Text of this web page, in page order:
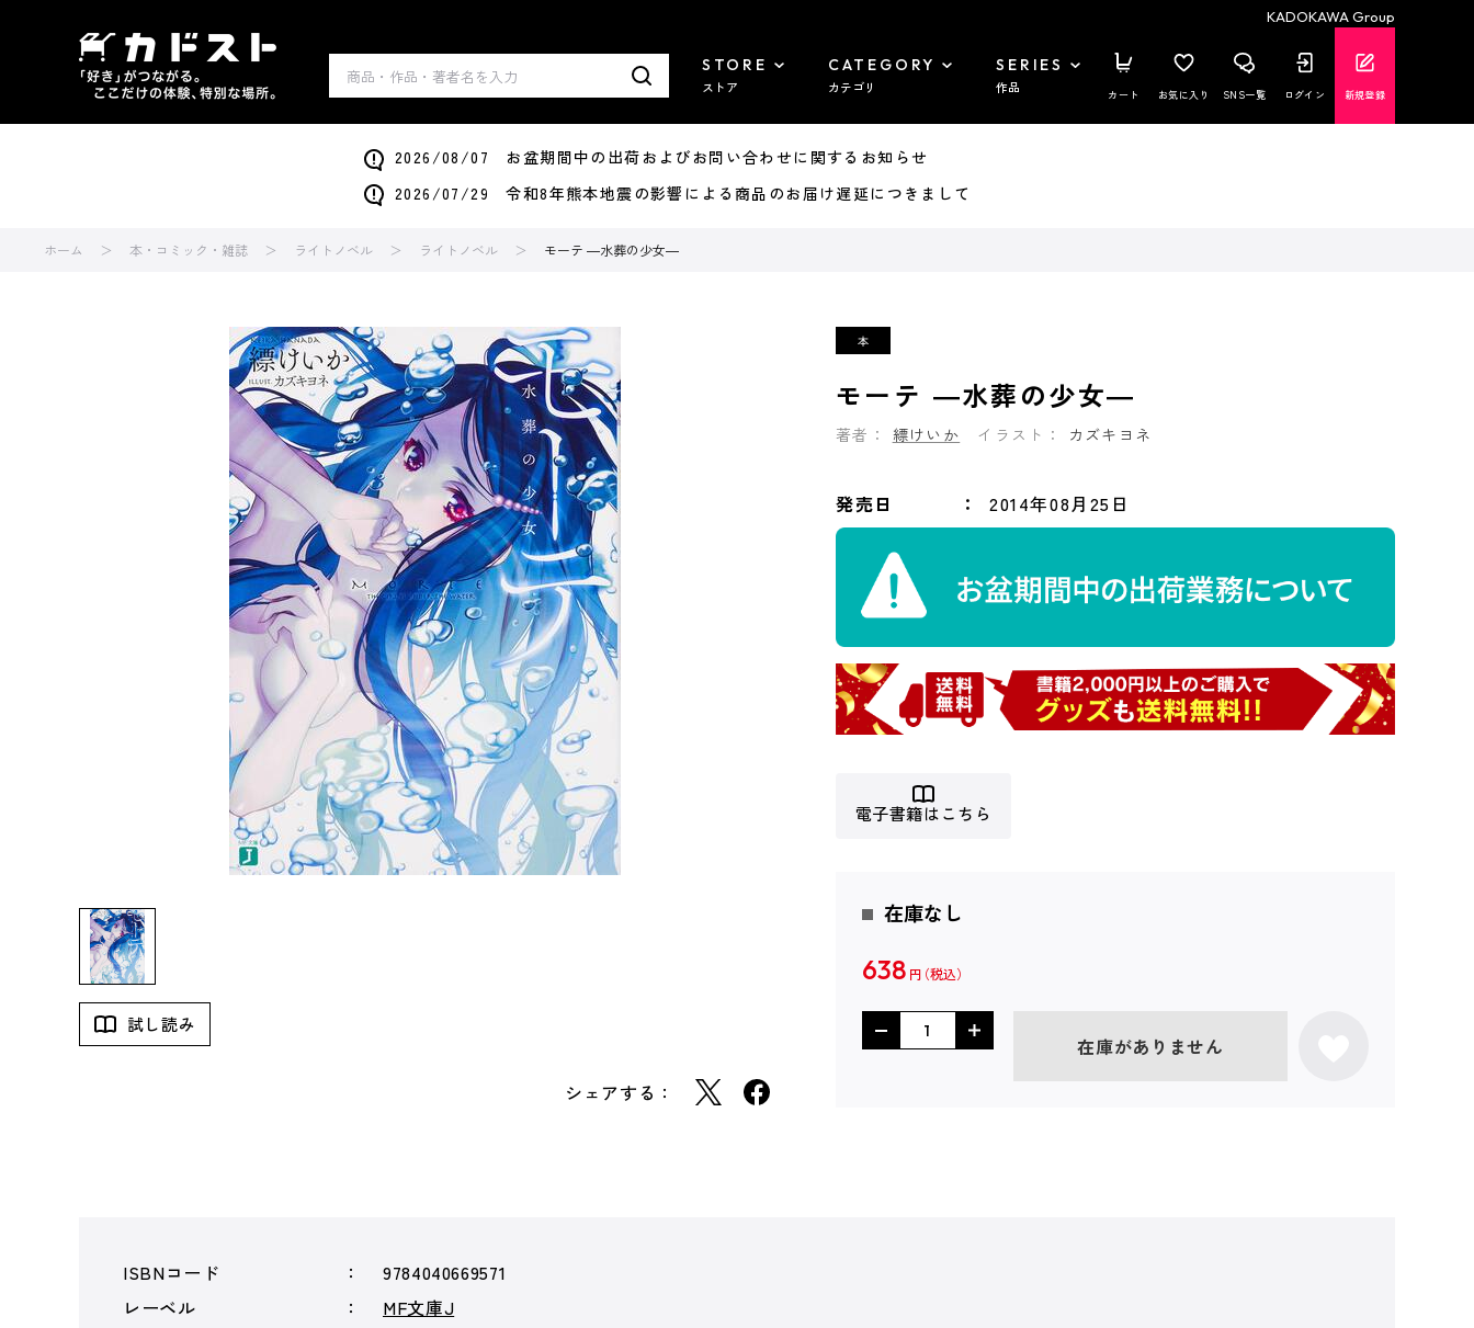
KADOKAWA Group
STORE
ストア
CATEGORY
カテゴリ
SERIES
作品 カート お気に入り SNS一覧 ログイン 新規登録
2026/08/07 お盆期間中の出荷およびお問い合わせに関するお知らせ
2026/07/29 令和8年熊本地震の影響による商品のお届け遅延につきまして
ホーム 本・コミック・雑誌 ライトノベル ライトノベル モーテ ―水葬の少女―
試し読み
シェアする：
モーテ ―水葬の少女―
著者： 縹けいか イラスト： カズキヨネ
発売日 2014年08月25日
電子書籍はこちら
在庫なし
638 円
在庫がありません
ISBNコード
9784040669571
レーベル
MF文庫J